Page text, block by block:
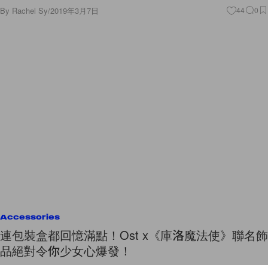
By Rachel Sy/2019年3月7日 44 0
Accessories
連包裝盒都回憶滿點！Ost x《庫洛魔法使》聯名飾
品絕對令你少女心爆發！